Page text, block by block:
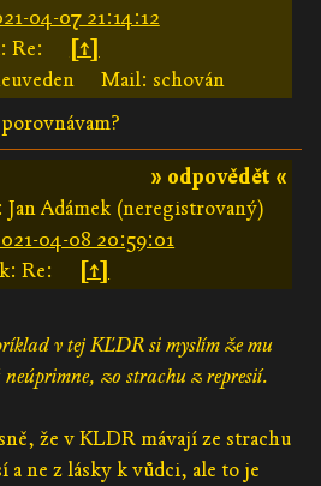
04-07 21:14:12
Re:
[↑]
Mail: schován
» odpovědět «
Adámek (neregistrovaný)
04-08 20:59:01
Re:
[↑]
v tej KĽDR si myslím že mu
zo strachu z represií.
že v KLDR mávají ze strachu
a ne z lásky k vůdci, ale to je